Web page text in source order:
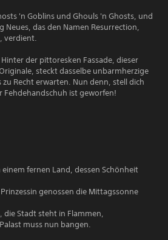
'n Goblins und Ghouls 'n Ghosts, und
das den Namen Resurrection,
verdient.
der pittoresken Fassade, dieser
steckt dasselbe unbarmherzige
zu Recht erwarten. Nun denn, stell dich
Fehdehandschuh ist geworfen!
fernen Land, dessen Schönheit
genossen die Mittagssonne
die Stadt steht in Flammen,
muss nun bangen.